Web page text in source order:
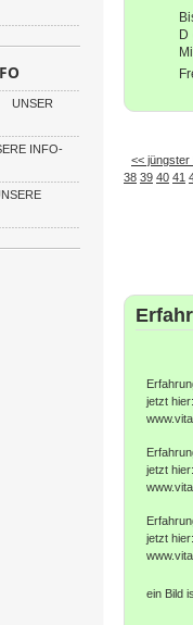
D
<< jüngster
38 39 40 41
jetzt hier:
jetzt hier:
jetzt hier:
ein Bild
UNSER
INFO-